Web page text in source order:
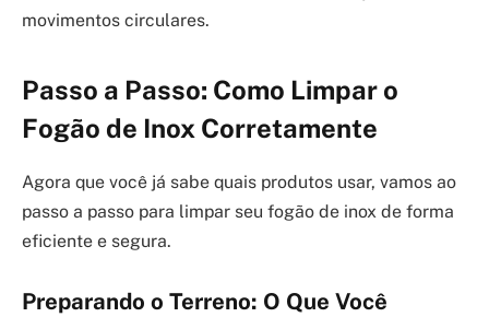
movimentos circulares.
Passo a Passo: Como Limpar o
Fogão de Inox Corretamente
Agora que você já sabe quais produtos usar, vamos ao
passo a passo para limpar seu fogão de inox de forma
eficiente e segura.
Preparando o Terreno: O Que Você